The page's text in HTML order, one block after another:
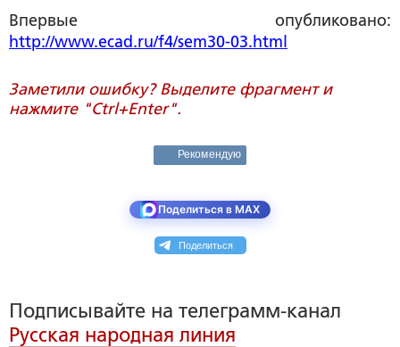
Впервые опубликовано:
http://www.ecad.ru/f4/sem30-03.html
Заметили ошибку? Выделите фрагмент и
нажмите "Ctrl+Enter".
Рекомендую
Поделиться в MAX
Поделиться
Подписывайте на телеграмм-канал
Русская народная линия